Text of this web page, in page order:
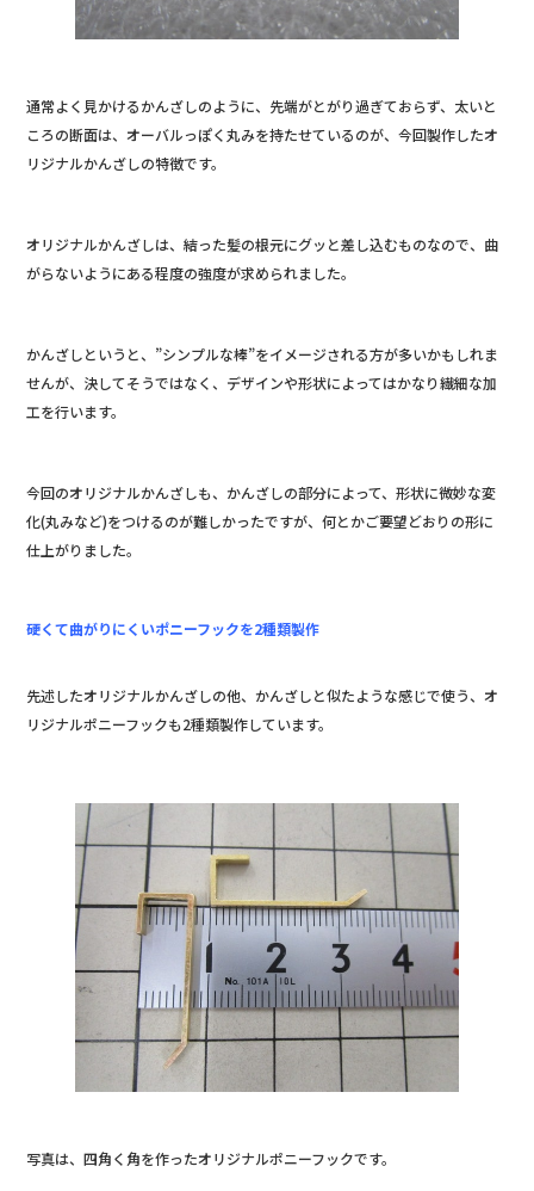
通常よく見かけるかんざしのように、先端がとがり過ぎておらず、太いと
ころの断面は、オーバルっぽく丸みを持たせているのが、今回製作したオ
リジナルかんざしの特徴です。
オリジナルかんざしは、結った髪の根元にグッと差し込むものなので、曲
がらないようにある程度の強度が求められました。
かんざしというと、”シンプルな棒”をイメージされる方が多いかもしれま
せんが、決してそうではなく、デザインや形状によってはかなり繊細な加
工を行います。
今回のオリジナルかんざしも、かんざしの部分によって、形状に微妙な変
化(丸みなど)をつけるのが難しかったですが、何とかご要望どおりの形に
仕上がりました。
硬くて曲がりにくいポニーフックを2種類製作
先述したオリジナルかんざしの他、かんざしと似たような感じで使う、オ
リジナルポニーフックも2種類製作しています。
写真は、四角く角を作ったオリジナルポニーフックです。